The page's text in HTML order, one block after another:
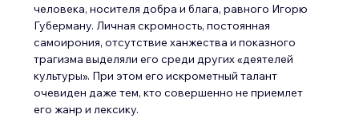
человека, носителя добра и блага, равного Игорю
Губерману. Личная скромность, постоянная
самоирония, отсутствие ханжества и показного
трагизма выделяли его среди других «деятелей
культуры». При этом его искрометный талант
очевиден даже тем, кто совершенно не приемлет
его жанр и лексику.